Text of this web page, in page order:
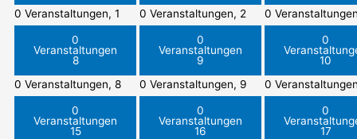
0 Veranstaltungen,1
0 Veranstaltungen, 2
0
0
Veranstaltungen
8
0 Veranstaltungen,8
0
Veranstaltungen
9
0 Veranstaltungen, 9
0
10
0
0
Veranstaltungen
15
0
Veranstaltungen
16
0
17